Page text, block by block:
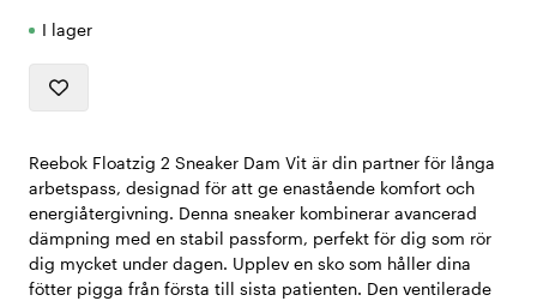
I lager
Reebok Floatzig 2 Sneaker Dam Vit är din partner för långa
arbetspass, designad för att ge enastående komfort och
energiåtergivning. Denna sneaker kombinerar avancerad
dämpning med en stabil passform, perfekt för dig som rör
dig mycket under dagen. Upplev en sko som håller dina
fötter pigga från första till sista patienten. Den ventilerade